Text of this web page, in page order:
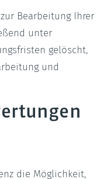
Bearbeitung Ihrer
unter
gelöscht,
und
die Möglichkeit,